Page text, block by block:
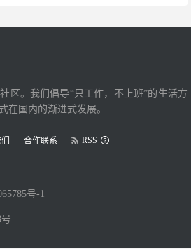
区。我们倡导“只工作，不上班”的生活方
在国内的渐进式发展。
合作联系 RSS
号-1